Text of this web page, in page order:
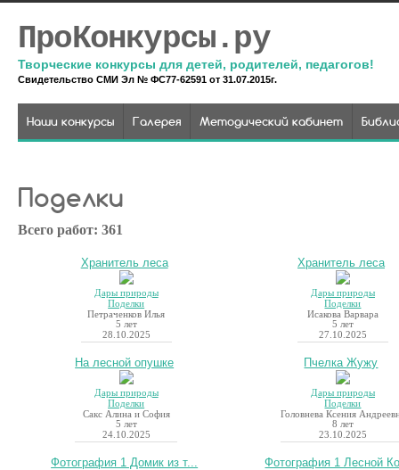
ПроКонкурсы.ру
Творческие конкурсы для детей, родителей, педагогов!
Свидетельство СМИ Эл № ФС77-62591 от 31.07.2015г.
Наши конкурсы Галерея Методический кабинет
Поделки
Всего работ: 361
Хранитель леса
Дары природы
Поделки
Петраченков Илья
5 лет
28.10.2025
Хранитель леса
Дары природы
Поделки
Исакова Варвара
5 лет
27.10.2025
На лесной опушке
Дары природы
Поделки
Сакс Алина и София
5 лет
24.10.2025
Пчелка Жужу
Дары природы
Поделки
Головнева Ксения
8 лет
23.10.2025
Фотография 1 Домик из т... Фотография 1 Лесной